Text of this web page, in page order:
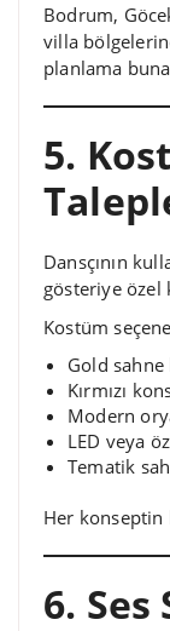
Bodrum,
villa
planlama
5.
Dansçının
gösteriye özel
Kostüm
Gold
Kırmızı
Modern
LED veya
Tematik
Her konseptin
6. Ses